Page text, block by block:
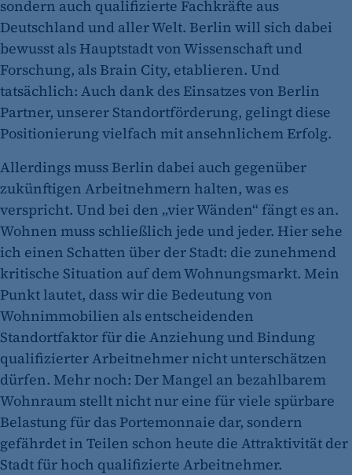
sondern auch qualifizierte Fachkräfte aus
Deutschland und aller Welt. Berlin will sich dabei
bewusst als Hauptstadt von Wissenschaft und
Forschung, als Brain City, etablieren. Und
tatsächlich: Auch dank des Einsatzes von Berlin
Partner, unserer Standortförderung, gelingt diese
Positionierung vielfach mit ansehnlichem Erfolg.
Allerdings muss Berlin dabei auch gegenüber
zukünftigen Arbeitnehmern halten, was es
verspricht. Und bei den „vier Wänden“ fängt es an.
Wohnen muss schließlich jede und jeder. Hier sehe
ich einen Schatten über der Stadt: die zunehmend
kritische Situation auf dem Wohnungsmarkt. Mein
Punkt lautet, dass wir die Bedeutung von
Wohnimmobilien als entscheidenden
Standortfaktor für die Anziehung und Bindung
qualifizierter Arbeitnehmer nicht unterschätzen
dürfen. Mehr noch: Der ­Mangel an bezahlbarem
Wohnraum stellt nicht nur eine für viele spürbare
Belastung für das Portemonnaie dar, sondern
gefährdet in Teilen schon heute die Attraktivität der
Stadt für hoch ­qualifizierte Arbeitnehmer.